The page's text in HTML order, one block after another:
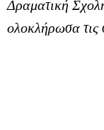
Δραματική
ολοκλήρωσα τις